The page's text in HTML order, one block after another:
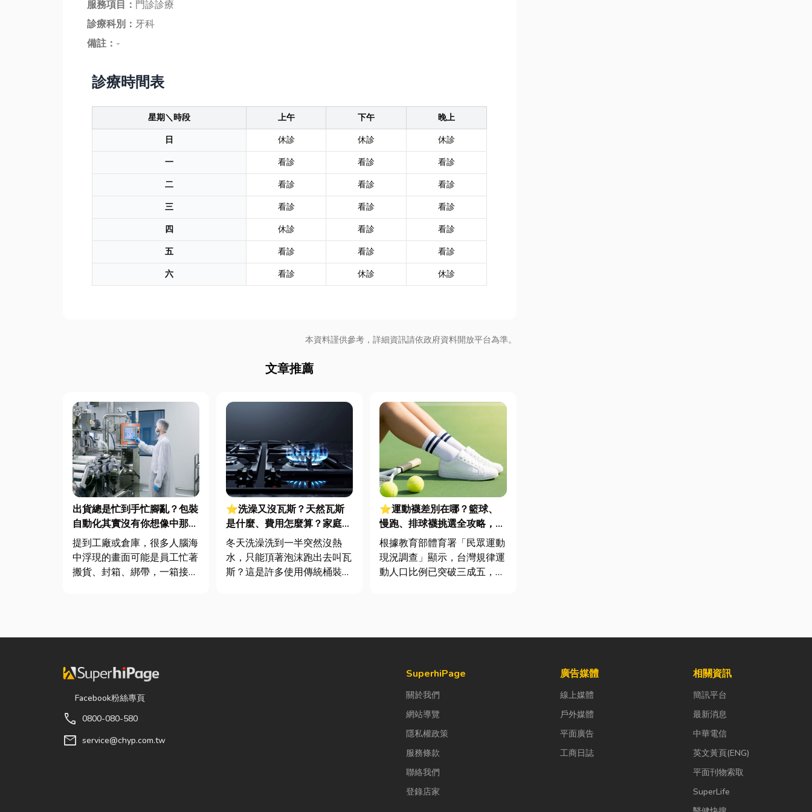
服務項目： 門診診療
診療科別： 牙科
備註： -
診療時間表
星期＼時段 上午 下午
晚上
日
休診 休診
休診
一
看診 看診
看診
二
看診 看診
看診
三
看診 看診
看診
四
休診 看診
看診
五
看診 看診
看診
六
看診 休診 休診
本資料謹供參考，詳細資訊請依政府資料開放平台為準。
文章推薦
出貨總是忙到手忙腳亂？包裝
自動化其實沒有你想像中那麼
遙遠！
提到工廠或倉庫，很多人腦海
中浮現的畫面可能是員工忙著
搬貨、封箱、綁帶，一箱接著
電子...
⭐洗澡又沒瓦斯？天然瓦斯
是什麼、費用怎麼算？家庭能
源選擇與配管工程全解析
冬天洗澡洗到一半突然沒熱
水，只能頂著泡沫跑出去叫瓦
斯？這是許多使用傳統桶裝瓦
⭐運動襪差別在哪？籃球、
慢跑、排球襪挑選全攻略，穿
對了運動不傷腳！
根據教育部體育署「民眾運動
現況調查」顯示，台灣規律運
動人口比例已突破三成五，其
Facebook粉絲專頁
call 0800-080-580
mail service@chyp.com.tw
SuperhiPage
關於我們
網站導覽
隱私權政策
服務條款
聯絡我們
登錄店家
廣告媒體
線上媒體
戶外媒體
平面廣告
工商日誌
相關資訊
簡訊平台
最新消息
中華電信
英文黃頁(ENG)
平面刊物索取
SuperLife